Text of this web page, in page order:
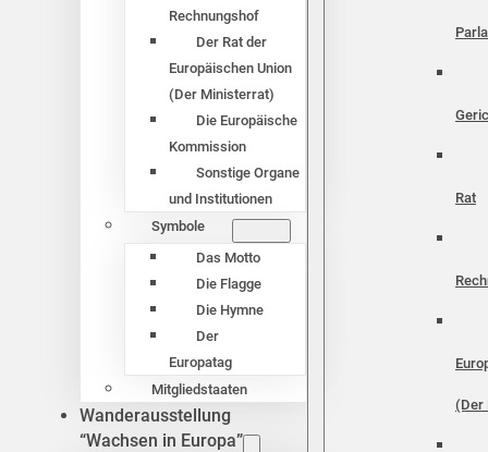
Rechnungshof
Der Rat der
Europäischen Union
(Der Ministerrat)
Die Europäische
Kommission
Sonstige Organe
und Institutionen
Symbole
Das Motto
Die Flagge
Die Hymne
Der
Europatag
Mitgliedstaaten
Wanderausstellung
“Wachsen in Europa”
Rat
(Der